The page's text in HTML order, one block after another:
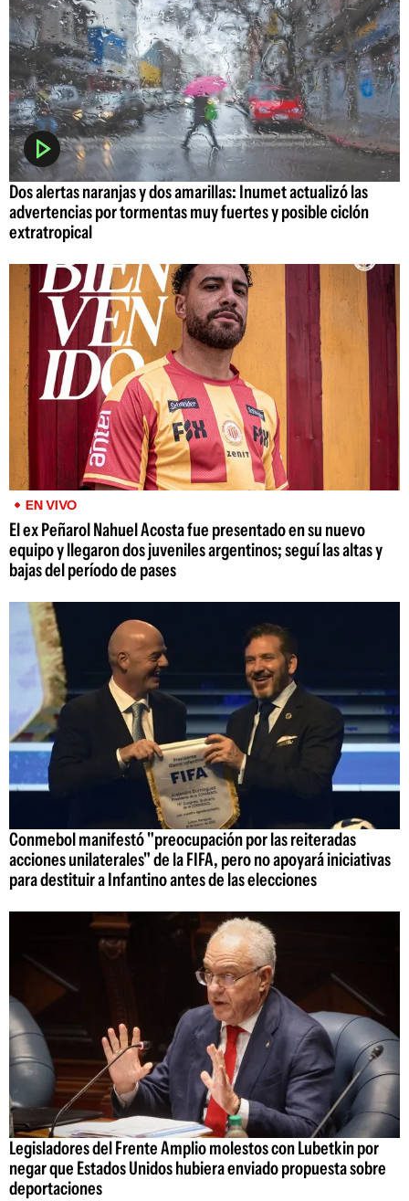
Dos alertas naranjas y dos amarillas: Inumet actualizó las
advertencias por tormentas muy fuertes y posible ciclón
extratropical
EN VIVO
El ex Peñarol Nahuel Acosta fue presentado en su nuevo
equipo y llegaron dos juveniles argentinos; seguí las altas y
bajas del período de pases
Conmebol manifestó "preocupación por las reiteradas
acciones unilaterales" de la FIFA, pero no apoyará iniciativas
para destituir a Infantino antes de las elecciones
Legisladores del Frente Amplio molestos con Lubetkin por
negar que Estados Unidos hubiera enviado propuesta sobre
deportaciones